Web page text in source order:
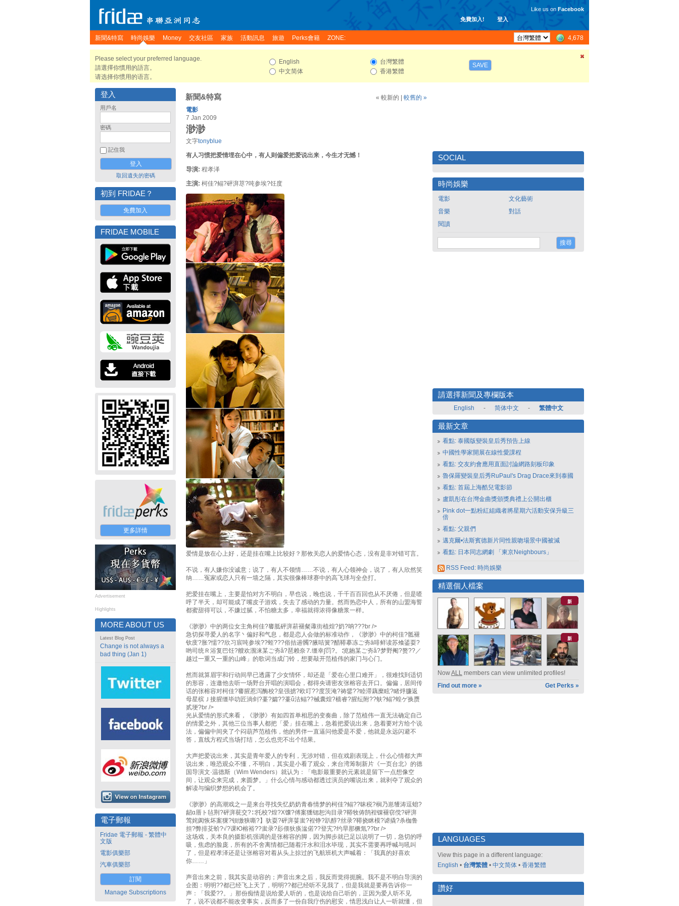
免費加入! 登入
Like us on Facebook
新聞&特寫 時尚娛樂 Money 交友社區 家族 活動訊息 旅遊 Perks會籍 ZONE: 4,678
Please select your preferred language.
請選擇你慣用的語言。
请选择你惯用的语言。
English
中文简体
台灣繁體
香港繁體
SAVE
登入
用戶名
密碼
記住我
取回遺失的密碼
初到 FRIDAE？
免費加入
FRIDAE MOBILE
更多詳情
Advertisement
Highlights
MORE ABOUT US
Latest Blog Post
Change is not always a
bad thing (Jan 1)
電子郵報
Fridae 電子郵報 - 繁體中
文版
電影俱樂部
汽車俱樂部
訂閱
Manage Subscriptions
新聞&特寫 « 較新的
較舊的 »
電影
7 Jan 2009
渺渺
文字tonyblue
有人习惯把爱情埋在心中，有人则偏爱把爱说出来，今生才无憾！
导演: 程孝泽
主演: 柯佳?鳎?砰湃荩?吨参埃?饪度
爱情是放在心上好，还是挂在嘴上比较好？那攸关恋人的爱情心态，没有是非对错可言。
不说，有人嫌你没诚意；说了，有人不领情……不说，有人心领神会，说了，有人欣然笑
纳……冤家或恋人只有一墙之隔，其实很像棒球赛中的高飞球与全垒打。
把爱挂在嘴上，主要是怕对方不明白，早也说，晚也说，千千百百回也从不厌倦，但是喳
呼了半天，却可能成了嘴皮子游戏，失去了感动的力量。然而热恋中人，所有的山盟海誓
都蜜甜得可以，不嫌过腻，不怕糖太多，幸福就得浓得像糖浆一样。
《渺渺》中的两位女主角柯佳?饔胝砰湃菥褪粲诹街植煌?奶?呐???br />
急切探寻爱人的名字丶偏好和气息，都是恋人会做的标准动作，《渺渺》中的柯佳?骶褪
钦庋?胀?懦??欣习宸吨参埃??蛭???俗拮遄髑?腋咭簧?醋鞯摹冻ご夯ā啡鲜读苏飧鋈耍?
哟司统Ｒ浴复巴饪?艘欢涠涞某ご夯ǎ?琶赖奈⒎缰幸∫罚?。∶览龅某ご夯ǎ?梦野阉?赘??／
越过一重又一重的山峰」的歌词当成门铃，想要敲开范植伟的家门与心门。
然而就算眉宇和行动间早已透露了少女情怀，却还是「爱在心里口难开」，很难找到适切
的形容，连邀他去听一场野台开唱的演唱会，都得央请密友张榕容去开口。偏偏，居间传
话的张榕容对柯佳?饔腥惹泻酶校?皇强掳?欧叮??度茨淹?祷鐾??睦滞藕糜眩?睹烀臁返
母星槟Ｊ接腥缰毕叻匠淌剑?薹?孀??薹ǖ沽鳎??械囊煌?樯睿?腥纭附??蚨?鳎?蝗ゲ换赝
贰埂?br />
光从爱情的形式来看，《渺渺》有如四首单相思的变奏曲，除了范植伟一直无法确定自己
的情爱之外，其他三位当事人都把「爱」挂在嘴上，急着把爱说出来，急着要对方给个说
法，偏偏中间夹了个闷葫芦范植伟，他的男伴一直逼问他爱是不爱，他就是永远闪避不
答，直线方程式当场打结，怎么也兜不出个结果。
大声把爱说出来，其实是青年爱人的专利，无涉对错，但在戏剧表现上，什么心情都大声
说出来，唯恐观众不懂，不明白，其实是小看了观众，来台湾筹制新片《一页台北》的德
国导演文·温德斯（Wim Wenders）就认为：「电影最重要的元素就是留下一点想像空
间，让观众来完成，来圆梦。」什么心情与感动都透过演员的嘴说出来，就剥夺了观众的
解读与编织梦想的机会了。
《渺渺》的高潮戏之一是来台寻找失忆奶奶青春情梦的柯佳?鳎??昧税?榈乃崽鹱涛逗螅?
龆ɑ厝ト毡荆?砰湃莸交?∷托校?煌?Х馕?傅案獯锶恕沟目录?鞯牧俦鹄裎锞褪窃傥?砰湃
莺姹阂恢坏案猓?钡缴狭嘶?】驮耍?砰湃荽蚩?裎铮?趴醇?丝录?鞯挠眯模?谑撬?杀枷鲁
担?弊排芟蚧?√?课Ю榕裕??蚩录?髟偎狄痪湓偌??登宄?约旱那橛氚??br />
这场戏，关本良的摄影机强调的是张榕容的脚，因为脚步就已足以说明了一切，急切的呼
吸，焦虑的脸庞，所有的不舍离情都已随着汗水和泪水毕现，其实不需要再呼喊与吼叫
了，但是程孝泽还是让张榕容对着从头上掠过的飞航班机大声喊着：「我真的好喜欢
你……」
声音出来之前，我其实是动容的；声音出来之后，我反而觉得扼腕。我不是不明白导演的
企图：明明??都已经飞上天了，明明??都已经听不见我了，但是我就是要再告诉你一
声：「我爱??。」那份痴情是说给爱人听的，也是说给自己听的，正因为爱人听不见
了，说不说都不能改变事实，反而多了一份自我疗伤的慰安，情思浅白让人一听就懂，但
SOCIAL
時尚娛樂
電影
音樂
閱讀
文化藝術
對話
請選擇新聞及專欄版本
English - 简体中文 - 繁體中文
最新文章
看點: 泰國版變裝皇后秀預告上線
中國性學家開展在線性愛課程
看點: 交友約會應用直面討論網路刻板印象
魯保羅變裝皇后秀RuPaul's Drag Drace來到泰國
看點: 首屆上海酷兒電影節
盧凱彤在台灣金曲獎頒獎典禮上公開出櫃
Pink dot一點粉紅組織者將星期六活動安保升級三
倍
看點: 父親們
邁克爾•法斯賓德新片同性親吻場景中國被減
看點: 日本同志網劇 「東京Neighbours」
RSS Feed: 時尚娛樂
精選個人檔案
新
新
NowALL members can view unlimited profiles!
Find out more »
Get Perks »
LANGUAGES
View this page in a different language:
English • 台灣繁體 • 中文简体 • 香港繁體
讚好